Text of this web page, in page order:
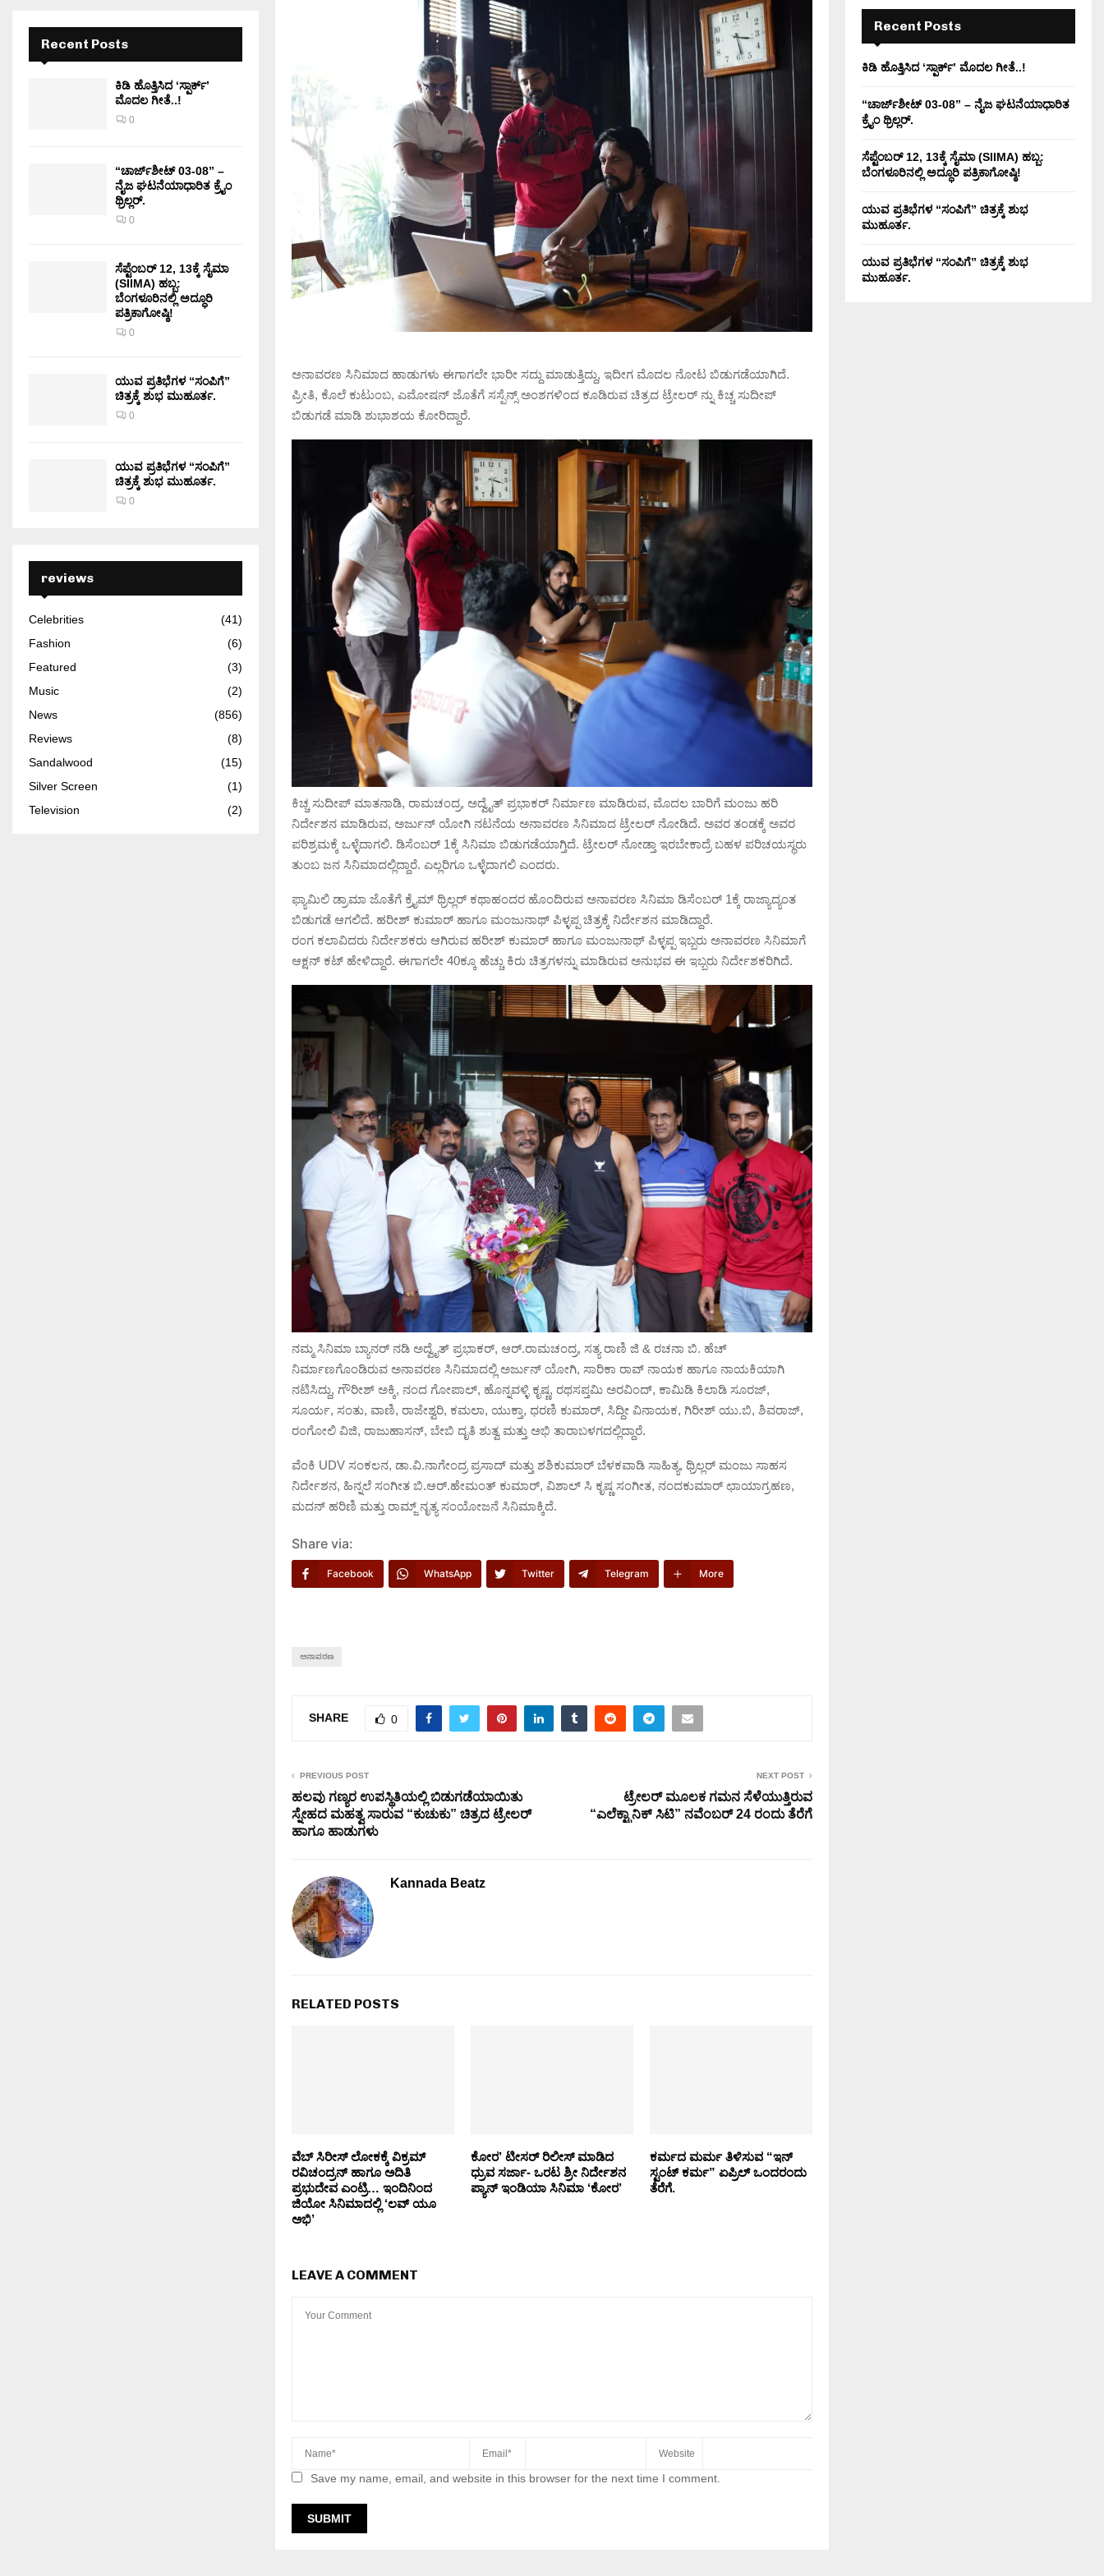
ಅನಾವರಣ ಸಿನಿಮಾದ ಹಾಡುಗಳು ಈಗಾಗಲೇ ಭಾರೀ ಸದ್ದು ಮಾಡುತ್ತಿದ್ದು, ಇದೀಗ ಮೊದಲ ನೋಟ ಬಿಡುಗಡೆಯಾಗಿದೆ.
ಪ್ರೀತಿ, ಕೊಲೆ ಕುಟುಂಬ, ಎಮೋಷನ್ ಜೊತೆಗೆ ಸಸ್ಪೆನ್ಸ್ ಅಂಶಗಳಿಂದ ಕೂಡಿರುವ ಚಿತ್ರದ ಟ್ರೇಲರ್ ನ್ನು ಕಿಚ್ಚ ಸುದೀಪ್
ಬಿಡುಗಡೆ ಮಾಡಿ ಶುಭಾಶಯ ಕೋರಿದ್ದಾರೆ.
ಕಿಚ್ಚ ಸುದೀಪ್ ಮಾತನಾಡಿ, ರಾಮಚಂದ್ರ, ಅದ್ವೈತ್ ಪ್ರಭಾಕರ್ ನಿರ್ಮಾಣ ಮಾಡಿರುವ, ಮೊದಲ ಬಾರಿಗೆ ಮಂಜು ಹರಿ
ನಿರ್ದೇಶನ ಮಾಡಿರುವ, ಅರ್ಜುನ್ ಯೋಗಿ ನಟನೆಯ ಅನಾವರಣ ಸಿನಿಮಾದ ಟ್ರೇಲರ್ ನೋಡಿದೆ. ಅವರ ತಂಡಕ್ಕೆ ಅವರ
ಪರಿಶ್ರಮಕ್ಕೆ ಒಳ್ಳೆದಾಗಲಿ. ಡಿಸೆಂಬರ್ 1ಕ್ಕೆ ಸಿನಿಮಾ ಬಿಡುಗಡೆಯಾಗ್ತಿದೆ. ಟ್ರೇಲರ್ ನೋಡ್ತಾ ಇರಬೇಕಾದ್ರೆ ಬಹಳ ಪರಿಚಯಸ್ಥರು
ತುಂಬ ಜನ ಸಿನಿಮಾದಲ್ಲಿದ್ದಾರೆ. ಎಲ್ಲರಿಗೂ ಒಳ್ಳೆದಾಗಲಿ ಎಂದರು.
ಫ್ಯಾಮಿಲಿ ಡ್ರಾಮಾ ಜೊತೆಗೆ ಕ್ರೈಮ್ ಥ್ರಿಲ್ಲರ್ ಕಥಾಹಂದರ ಹೊಂದಿರುವ ಅನಾವರಣ ಸಿನಿಮಾ ಡಿಸೆಂಬರ್ 1ಕ್ಕೆ ರಾಜ್ಯಾದ್ಯಂತ
ಬಿಡುಗಡೆ ಆಗಲಿದೆ. ಹರೀಶ್ ಕುಮಾರ್ ಹಾಗೂ ಮಂಜುನಾಥ್ ಪಿಳ್ಳಪ್ಪ ಚಿತ್ರಕ್ಕೆ ನಿರ್ದೇಶನ ಮಾಡಿದ್ದಾರೆ.
ರಂಗ ಕಲಾವಿದರು ನಿರ್ದೇಶಕರು ಆಗಿರುವ ಹರೀಶ್ ಕುಮಾರ್ ಹಾಗೂ ಮಂಜುನಾಥ್ ಪಿಳ್ಳಪ್ಪ ಇಬ್ಬರು ಅನಾವರಣ ಸಿನಿಮಾಗೆ
ಆಕ್ಷನ್ ಕಟ್ ಹೇಳಿದ್ದಾರೆ. ಈಗಾಗಲೇ 40ಕ್ಕೂ ಹೆಚ್ಚು ಕಿರು ಚಿತ್ರಗಳನ್ನು ಮಾಡಿರುವ ಅನುಭವ ಈ ಇಬ್ಬರು ನಿರ್ದೇಶಕರಿಗಿದೆ.
ನಮ್ಮ ಸಿನಿಮಾ ಬ್ಯಾನರ್ ನಡಿ ಅದ್ವೈತ್ ಪ್ರಭಾಕರ್, ಆರ್.ರಾಮಚಂದ್ರ, ಸತ್ಯ ರಾಣಿ ಜಿ & ರಚನಾ ಬಿ. ಹೆಚ್
ನಿರ್ಮಾಣಗೊಂಡಿರುವ ಅನಾವರಣ ಸಿನಿಮಾದಲ್ಲಿ ಅರ್ಜುನ್ ಯೋಗಿ, ಸಾರಿಕಾ ರಾವ್ ನಾಯಕ ಹಾಗೂ ನಾಯಕಿಯಾಗಿ
ನಟಿಸಿದ್ದು, ಗೌರೀಶ್ ಅಕ್ಕಿ, ನಂದ ಗೋಪಾಲ್, ಹೊನ್ನವಳ್ಳಿ ಕೃಷ್ಣ, ರಥಸಪ್ತಮಿ ಅರವಿಂದ್, ಕಾಮಿಡಿ ಕಿಲಾಡಿ ಸೂರಜ್,
ಸೂರ್ಯ, ಸಂತು, ವಾಣಿ, ರಾಜೇಶ್ವರಿ, ಕಮಲಾ, ಯುಕ್ತಾ, ಧರಣಿ ಕುಮಾರ್, ಸಿದ್ದೀ ವಿನಾಯಕ, ಗಿರೀಶ್ ಯು.ಬಿ, ಶಿವರಾಜ್,
ರಂಗೋಲಿ ವಿಜಿ, ರಾಜುಹಾಸನ್, ಬೇಬಿ ದೃತಿ ಶುತ್ವ ಮತ್ತು ಅಭಿ ತಾರಾಬಳಗದಲ್ಲಿದ್ದಾರೆ.
ವೆಂಕಿ UDV ಸಂಕಲನ, ಡಾ.ವಿ.ನಾಗೇಂದ್ರ ಪ್ರಸಾದ್ ಮತ್ತು ಶಶಿಕುಮಾರ್ ಬೆಳಕವಾಡಿ ಸಾಹಿತ್ಯ, ಥ್ರಿಲ್ಲರ್ ಮಂಜು ಸಾಹಸ
ನಿರ್ದೇಶನ, ಹಿನ್ನಲೆ ಸಂಗೀತ ಬಿ.ಆರ್.ಹೇಮಂತ್ ಕುಮಾರ್, ವಿಶಾಲ್ ಸಿ ಕೃಷ್ಣ ಸಂಗೀತ, ನಂದಕುಮಾರ್ ಛಾಯಾಗ್ರಹಣ,
ಮದನ್ ಹರಿಣಿ ಮತ್ತು ರಾಮ್ಜ್ ನೃತ್ಯ ಸಂಯೋಜನೆ ಸಿನಿಮಾಕ್ಕಿದೆ.
Share via:
Facebook WhatsApp Twitter Telegram More
ಅನಾವರಣ
SHARE 0
PREVIOUS POST
ಹಲವು ಗಣ್ಯರ ಉಪಸ್ಥಿತಿಯಲ್ಲಿ ಬಿಡುಗಡೆಯಾಯಿತು
ಸ್ನೇಹದ ಮಹತ್ವ ಸಾರುವ “ಕುಚುಕು” ಚಿತ್ರದ ಟ್ರೇಲರ್
ಹಾಗೂ ಹಾಡುಗಳು
NEXT POST
ಟ್ರೇಲರ್ ಮೂಲಕ ಗಮನ ಸೆಳೆಯುತ್ತಿರುವ
“ಎಲೆಕ್ಟ್ರಾನಿಕ್ ಸಿಟಿ” ನವೆಂಬರ್ 24 ರಂದು ತೆರೆಗೆ
Kannada Beatz
RELATED POSTS
ವೆಬ್ ಸಿರೀಸ್ ಲೋಕಕ್ಕೆ ವಿಕ್ರಮ್
ರವಿಚಂದ್ರನ್ ಹಾಗೂ ಅದಿತಿ
ಪ್ರಭುದೇವ ಎಂಟ್ರಿ… ಇಂದಿನಿಂದ
ಜಿಯೋ ಸಿನಿಮಾದಲ್ಲಿ ‘ಲವ್ ಯೂ
ಅಭಿ’
ಕೋರ’ ಟೀಸರ್ ರಿಲೀಸ್ ಮಾಡಿದ
ಧ್ರುವ ಸರ್ಜಾ- ಒರಟ ಶ್ರೀ ನಿರ್ದೇಶನ
ಪ್ಯಾನ್ ಇಂಡಿಯಾ ಸಿನಿಮಾ ‘ಕೋರ’
ಕರ್ಮದ ಮರ್ಮ ತಿಳಿಸುವ “ಇನ್
ಸ್ಟಂಟ್ ಕರ್ಮ” ಏಪ್ರಿಲ್ ಒಂದರಂದು
ತೆರೆಗೆ.
LEAVE A COMMENT
Save my name, email, and website in this browser for the next time I comment.
Recent Posts
ಕಿಡಿ‌‌ ಹೊತ್ತಿಸಿದ ‘ಸ್ಪಾರ್ಕ್’
ಮೊದಲ‌ ಗೀತೆ..!
0
“ಚಾರ್ಜ್‌ಶೀಟ್ 03-08” –
ನೈಜ ಘಟನೆಯಾಧಾರಿತ ಕ್ರೈಂ
ಥ್ರಿಲ್ಲರ್.
0
ಸೆಪ್ಟೆಂಬರ್ 12, 13ಕ್ಕೆ ಸೈಮಾ
(SIIMA) ಹಬ್ಬ:
ಬೆಂಗಳೂರಿನಲ್ಲಿ ಅದ್ಧೂರಿ
ಪತ್ರಿಕಾಗೋಷ್ಠಿ!
0
ಯುವ ಪ್ರತಿಭೆಗಳ “ಸಂಪಿಗೆ”
ಚಿತ್ರಕ್ಕೆ ಶುಭ ಮುಹೂರ್ತ.
0
ಯುವ ಪ್ರತಿಭೆಗಳ “ಸಂಪಿಗೆ”
ಚಿತ್ರಕ್ಕೆ ಶುಭ ಮುಹೂರ್ತ.
0
reviews
Celebrities
(41)
Fashion
(6)
Featured
(3)
Music
(2)
News
(856)
Reviews
(8)
Sandalwood
(15)
Silver Screen
(1)
Television
(2)
Recent Posts
ಕಿಡಿ‌‌ ಹೊತ್ತಿಸಿದ ‘ಸ್ಪಾರ್ಕ್’ ಮೊದಲ‌ ಗೀತೆ..!
“ಚಾರ್ಜ್‌ಶೀಟ್ 03-08” – ನೈಜ ಘಟನೆಯಾಧಾರಿತ
ಕ್ರೈಂ ಥ್ರಿಲ್ಲರ್.
ಸೆಪ್ಟೆಂಬರ್ 12, 13ಕ್ಕೆ ಸೈಮಾ (SIIMA) ಹಬ್ಬ:
ಬೆಂಗಳೂರಿನಲ್ಲಿ ಅದ್ಧೂರಿ ಪತ್ರಿಕಾಗೋಷ್ಠಿ!
ಯುವ ಪ್ರತಿಭೆಗಳ “ಸಂಪಿಗೆ” ಚಿತ್ರಕ್ಕೆ ಶುಭ
ಮುಹೂರ್ತ.
ಯುವ ಪ್ರತಿಭೆಗಳ “ಸಂಪಿಗೆ” ಚಿತ್ರಕ್ಕೆ ಶುಭ
ಮುಹೂರ್ತ.